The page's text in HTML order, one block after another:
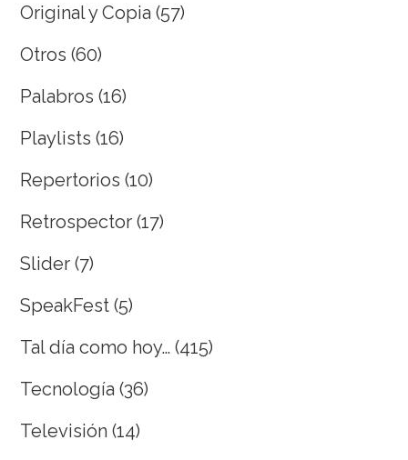
Original y Copia (57)
Otros (60)
Palabros (16)
Playlists (16)
Repertorios (10)
Retrospector (17)
Slider (7)
SpeakFest (5)
Tal día como hoy… (415)
Tecnología (36)
Televisión (14)